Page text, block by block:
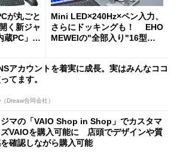
が丸ごと
く新ジャ
蔵PC」の
Mini LED×240Hz×ペン入力、
さらにドッキングも！ EHO
MEWEIの"全部入り"16型モ
アカウントを着実に成長。実はみんなココ
てます。
Dreaw合同会社）
ジマの「VAIO Shop in Shop」でカスタマ
VAIOを購入可能に 店頭でデザインや質
確認しながら購入可能